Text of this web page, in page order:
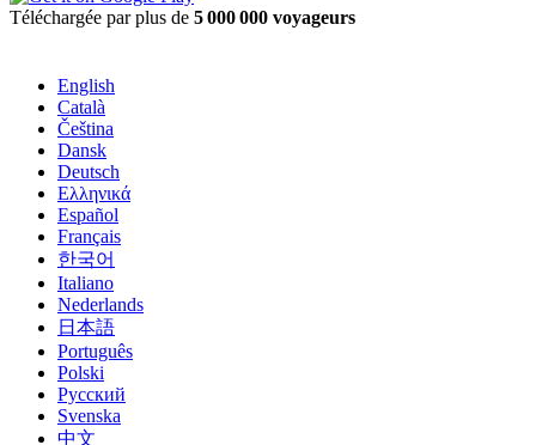
Téléchargée par plus de 5 000 000 voyageurs
English
Català
Čeština
Dansk
Deutsch
Ελληνικά
Español
Français
한국어
Italiano
Nederlands
日本語
Português
Polski
Русский
Svenska
中文